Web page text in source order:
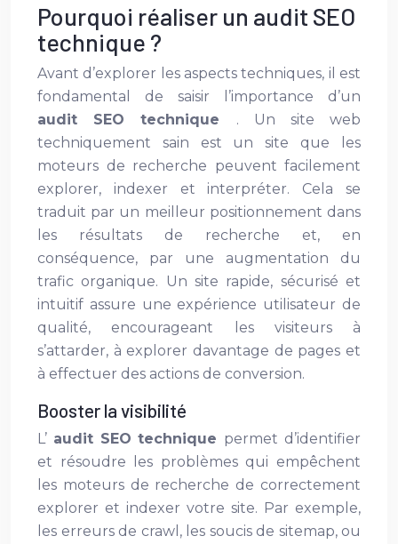
Pourquoi réaliser un audit SEO
technique ?
Avant d’explorer les aspects techniques, il est
fondamental de saisir l’importance d’un
audit SEO technique . Un site web
techniquement sain est un site que les
moteurs de recherche peuvent facilement
explorer, indexer et interpréter. Cela se
traduit par un meilleur positionnement dans
les résultats de recherche et, en
conséquence, par une augmentation du
trafic organique. Un site rapide, sécurisé et
intuitif assure une expérience utilisateur de
qualité, encourageant les visiteurs à
s’attarder, à explorer davantage de pages et
à effectuer des actions de conversion.
Booster la visibilité
L’ audit SEO technique permet d’identifier
et résoudre les problèmes qui empêchent
les moteurs de recherche de correctement
explorer et indexer votre site. Par exemple,
les erreurs de crawl, les soucis de sitemap, ou